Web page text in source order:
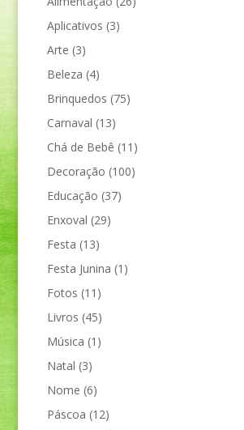
Aplicativos (3)
Arte (3)
Beleza (4)
Brinquedos (75)
Carnaval (13)
Chá de Bebê (11)
Decoração (100)
Educação (37)
Enxoval (29)
Festa (13)
Festa Junina (1)
Fotos (11)
Livros (45)
Música (1)
Natal (3)
Nome (6)
Páscoa (12)